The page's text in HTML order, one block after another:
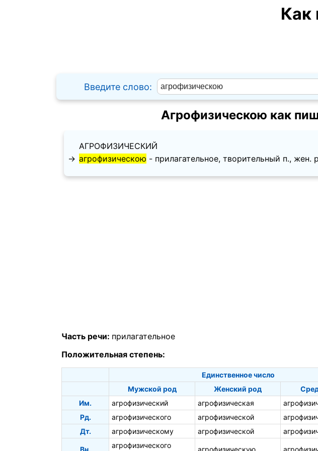
Как
Введите слово:
Агрофизическою как
АГРОФИЗИЧЕСКИЙ
→ агрофизическою - прилагательное, творительный п., жен.
Часть речи: прилагательное
Положительная степень:
Единственное число
Мужской род
Женский род
Им.
агрофизический агрофизическая
Рд.
агрофизического агрофизической
Дт.
агрофизическому агрофизической
агрофизического